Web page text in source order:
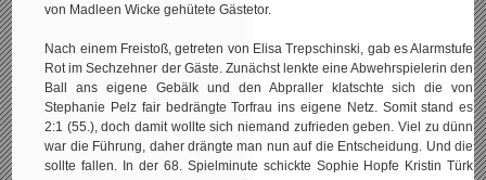
von Madleen Wicke gehütete Gästetor.
Nach einem Freistoß, getreten von Elisa Trepschinski, gab es Alarmstufe
Rot im Sechzehner der Gäste. Zunächst lenkte eine Abwehrspielerin den
Ball ans eigene Gebälk und den Abpraller klatschte sich die von
Stephanie Pelz fair bedrängte Torfrau ins eigene Netz. Somit stand es
2:1 (55.), doch damit wollte sich niemand zufrieden geben. Viel zu dünn
war die Führung, daher drängte man nun auf die Entscheidung. Und die
sollte fallen. In der 68. Spielminute schickte Sophie Hopfe Kristin Türk